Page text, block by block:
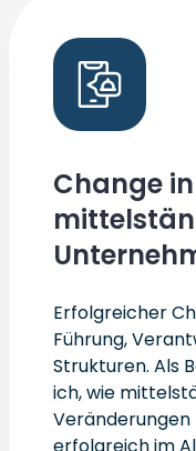
Change in
Erfolgreicher
Führung,
Strukturen. Als
ich, wie